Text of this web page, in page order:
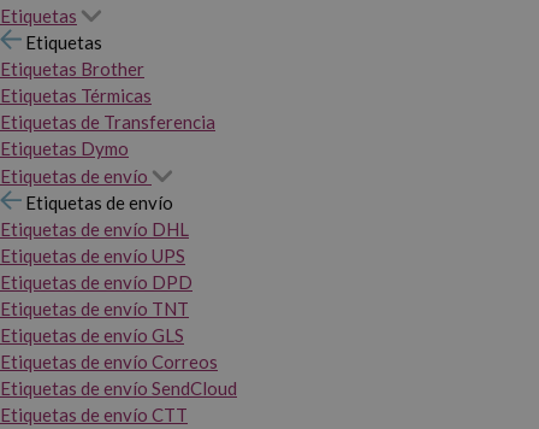
Etiquetas
Etiquetas
Etiquetas Brother
Etiquetas Térmicas
Etiquetas de Transferencia
Etiquetas Dymo
Etiquetas de envío
Etiquetas de envío
Etiquetas de envío DHL
Etiquetas de envío UPS
Etiquetas de envío DPD
Etiquetas de envío TNT
Etiquetas de envío GLS
Etiquetas de envío Correos
Etiquetas de envío SendCloud
Etiquetas de envío CTT